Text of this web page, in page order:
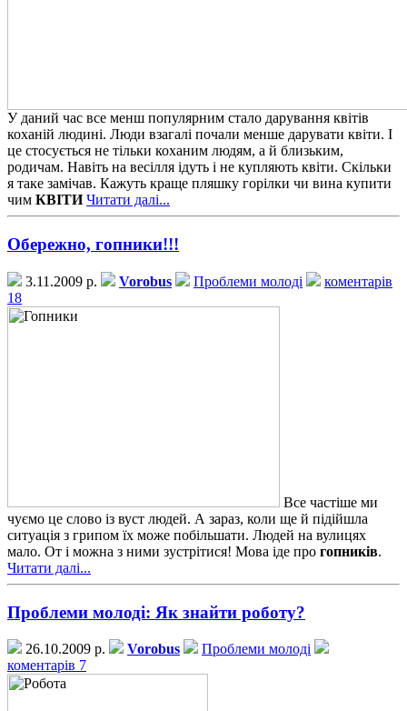
У даний час все менш популярним стало дарування квітів
коханій людині. Люди взагалі почали менше дарувати квіти. І
це стосується не тільки коханим людям, а й близьким,
родичам. Навіть на весілля ідуть і не купляють квіти. Скільки
я таке замічав. Кажуть краще пляшку горілки чи вина купити
чим КВІТИ Читати далі...
Обережно, гопники!!!
3.11.2009 р. Vorobus Проблеми молоді
коментарів
18
Все частіше ми
чуємо це слово із вуст людей. А зараз, коли ще й підійшла
ситуація з грипом їх може побільшати. Людей на вулицях
мало. От і можна з ними зустрітися! Мова іде про гопників.
Читати далі...
Проблеми молоді: Як знайти роботу?
26.10.2009 р. Vorobus
Проблеми молоді
коментарів 7